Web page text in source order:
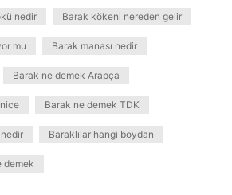
nedir Barak kökeni nereden gelir
mu Barak manası nedir
Barak ne demek Arapça
Barak ne demek TDK
nedir Baraklılar hangi boydan
demek